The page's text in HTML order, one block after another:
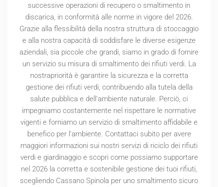
successive operazioni di recupero o smaltimento in
discarica, in conformità alle norme in vigore del 2026.
Grazie alla flessibilità della nostra struttura di stoccaggio
e alla nostra capacità di soddisfare le diverse esigenze
aziendali, sia piccole che grandi, siamo in grado di fornire
un servizio su misura di smaltimento dei rifiuti verdi. La
nostrapriorità è garantire la sicurezza e la corretta
gestione dei rifiuti verdi, contribuendo alla tutela della
salute pubblica e dell'ambiente naturale. Perciò, ci
impegniamo costantemente nel rispettare le normative
vigenti e forniamo un servizio di smaltimento affidabile e
benefico per l'ambiente. Contattaci subito per avere
maggiori informazioni sui nostri servizi di riciclo dei rifiuti
verdi e giardinaggio e scopri come possiamo supportare
nel 2026 la corretta e sostenibile gestione dei tuoi rifiuti,
scegliendo Cassano Spinola per uno smaltimento sicuro